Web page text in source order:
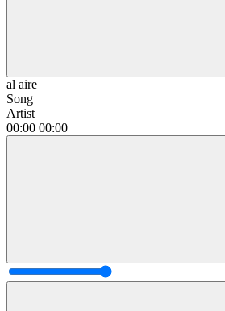
al aire
Song
Artist
00:00 00:00